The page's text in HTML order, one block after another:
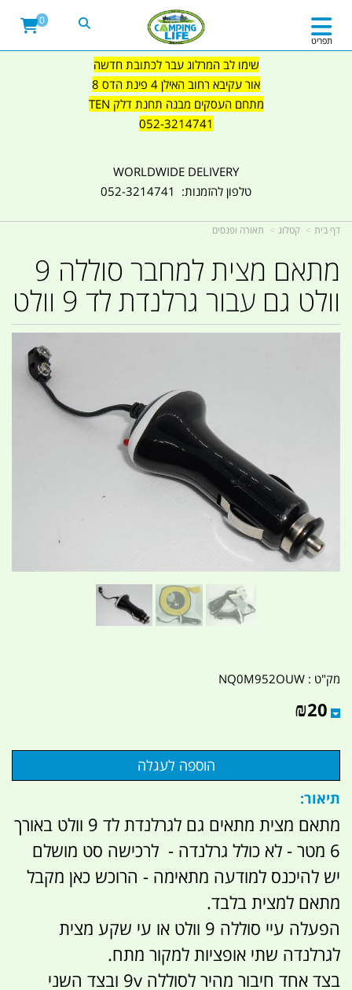
שימו לב המרלוג עבר לכתובת חדשה
אור עקיבא רחוב האילן 4 פינת הדס 8
מתחם העסקים מבנה תחנת דלק TEN
052-3214741
WORLDWIDE DELIVERY
טלפון להזמנות: 052-3214741
תפריט
0
דף בית קטלוג תאורה ופנסים
מתאם מצית למחבר סוללה 9
וולט גם עבור גרלנדת לד 9 וולט
מק"ט : NQ0M952OUW
₪20
תיאור:
מתאם מצית מתאים גם לגרלנדת לד 9 וולט באורך
6 מטר - לא כולל גרלנדה - לרכישה סט מושלם
יש להיכנס למודעה מתאימה - הרוכש כאן מקבל
מתאם למצית בלבד.
הפעלה עיי סוללה 9 וולט או עי שקע מצית
לגרלנדה שתי אופציות למקור מתח.
בצד אחד חיבור מהיר לסוללה 9v ובצד השני